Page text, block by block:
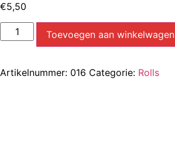
€5,50
Toevoegen aan winkelwagen
Artikelnummer: 016 Categorie: Rolls